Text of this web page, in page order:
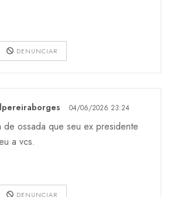
DENUNCIAR
04/06/2026 23:24
de ossada que seu ex presidente
a vcs.
DENUNCIAR